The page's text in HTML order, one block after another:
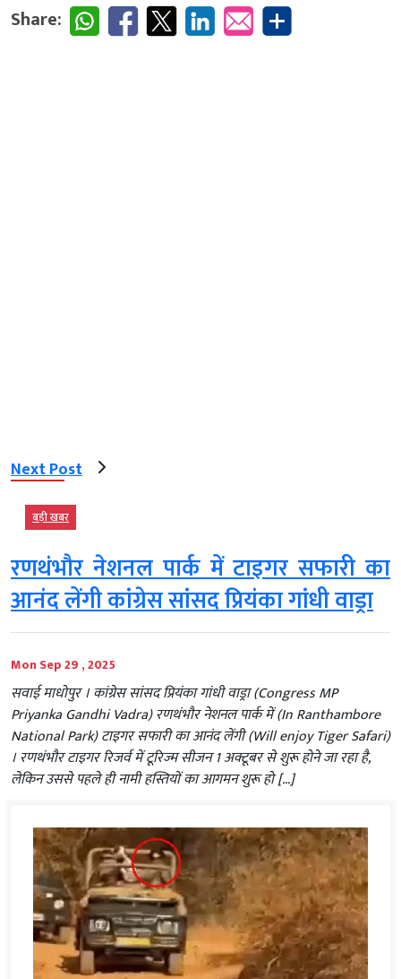
Share:
Next Post
बड़ी खबर
रणथंभौर नेशनल पार्क में टाइगर सफारी का
आनंद लेंगी कांग्रेस सांसद प्रियंका गांधी वाड्रा
Mon Sep 29 , 2025
सवाई माधोपुर । कांग्रेस सांसद प्रियंका गांधी वाड्रा (Congress MP
Priyanka Gandhi Vadra) रणथंभौर नेशनल पार्क में (In Ranthambore
National Park) टाइगर सफारी का आनंद लेंगी (Will enjoy Tiger Safari)
। रणथंभौर टाइगर रिजर्व में टूरिज्म सीजन 1 अक्टूबर से शुरू होने जा रहा है,
लेकिन उससे पहले ही नामी हस्तियों का आगमन शुरू हो […]